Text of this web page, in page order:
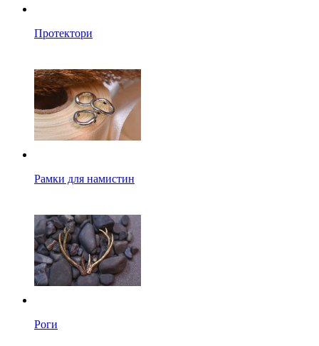
Протектори
Рамки для намистин
Роги